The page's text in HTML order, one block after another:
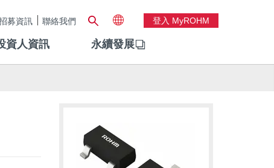
募資訊 聯絡我們 登入 MyROHM
資人資訊 永續發展